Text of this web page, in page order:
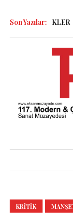
Son Yazılar:
GÜNLÜKLER
KRITIK